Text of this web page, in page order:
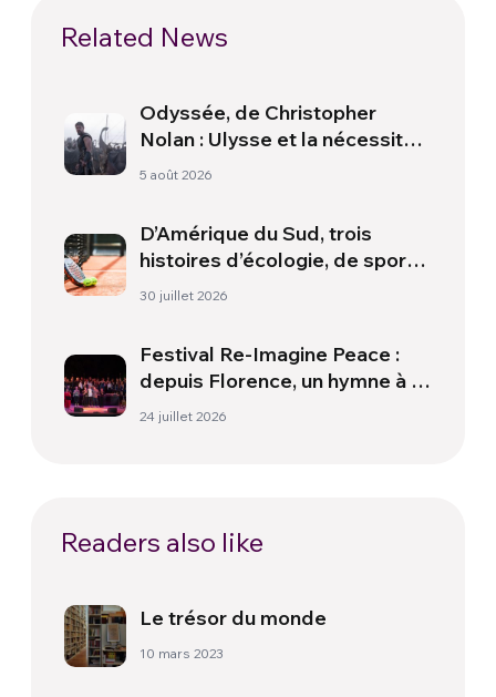
Related News
Odyssée, de Christopher
Nolan : Ulysse et la nécessité
d’une nouvelle aube
5 août 2026
D’Amérique du Sud, trois
histoires d’écologie, de sport
et de santé
30 juillet 2026
Festival Re-Imagine Peace :
depuis Florence, un hymne à la
paix
24 juillet 2026
Readers also like
Le trésor du monde
10 mars 2023